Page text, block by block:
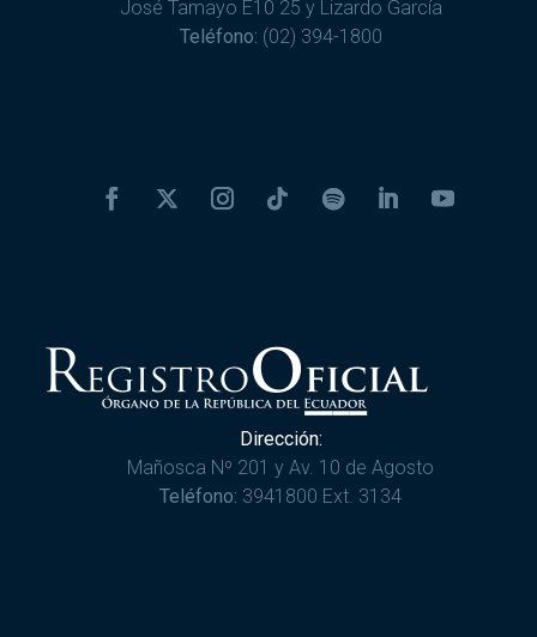
José Tamayo E10 25 y Lizardo García
Teléfono: (02) 394-1800
Dirección:
Mañosca Nº 201 y Av. 10 de Agosto
Teléfono: 3941800 Ext. 3134